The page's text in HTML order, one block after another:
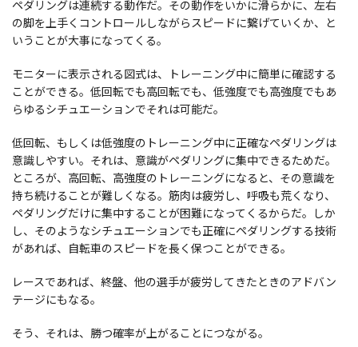
ペダリングは連続する動作だ。その動作をいかに滑らかに、左右
の脚を上手くコントロールしながらスピードに繋げていくか、と
いうことが大事になってくる。
モニターに表示される図式は、トレーニング中に簡単に確認する
ことができる。低回転でも高回転でも、低強度でも高強度でもあ
らゆるシチュエーションでそれは可能だ。
低回転、もしくは低強度のトレーニング中に正確なペダリングは
意識しやすい。それは、意識がペダリングに集中できるためだ。
ところが、高回転、高強度のトレーニングになると、その意識を
持ち続けることが難しくなる。筋肉は疲労し、呼吸も荒くなり、
ペダリングだけに集中することが困難になってくるからだ。しか
し、そのようなシチュエーションでも正確にペダリングする技術
があれば、自転車のスピードを長く保つことができる。
レースであれば、終盤、他の選手が疲労してきたときのアドバン
テージにもなる。
そう、それは、勝つ確率が上がることにつながる。